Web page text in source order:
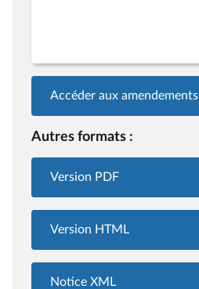
Accéder aux amendements
Autres formats :
Version PDF
Version HTML
Notice XML